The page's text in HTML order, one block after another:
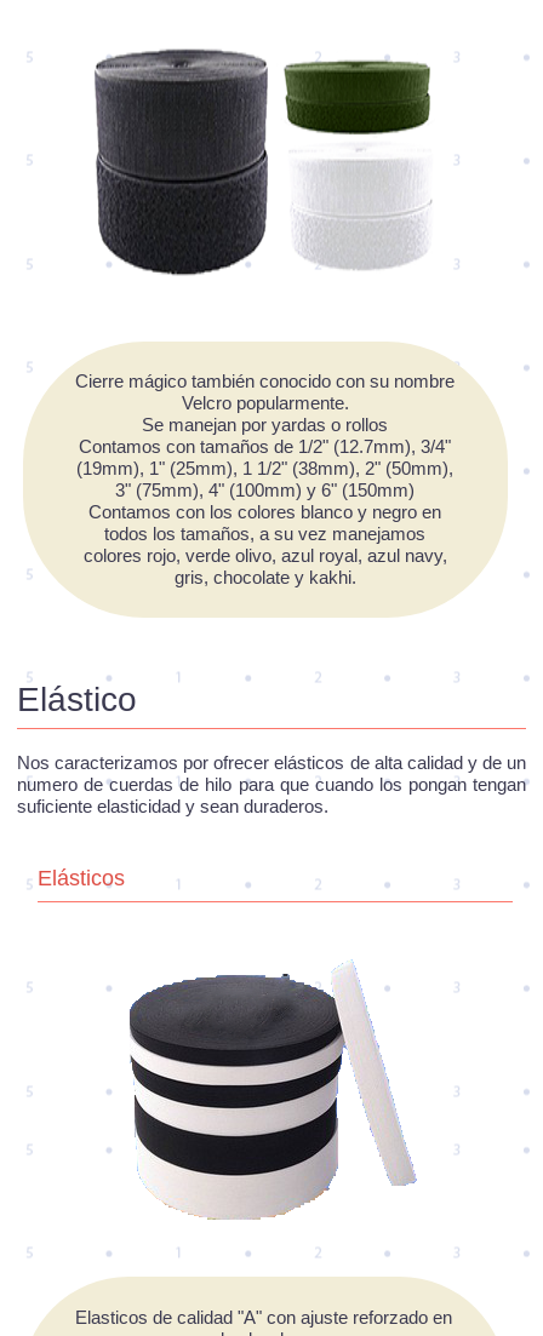
Cierre mágico también conocido con su nombre
Velcro popularmente.
Se manejan por yardas o rollos
Contamos con tamaños de 1/2" (12.7mm), 3/4"
(19mm), 1" (25mm), 1 1/2" (38mm), 2" (50mm),
3" (75mm), 4" (100mm) y 6" (150mm)
Contamos con los colores blanco y negro en
todos los tamaños, a su vez manejamos
colores rojo, verde olivo, azul royal, azul navy,
gris, chocolate y kakhi.
Elástico
Nos caracterizamos por ofrecer elásticos de alta calidad y de un
numero de cuerdas de hilo para que cuando los pongan tengan
suficiente elasticidad y sean duraderos.
Elásticos
Elasticos de calidad "A" con ajuste reforzado en